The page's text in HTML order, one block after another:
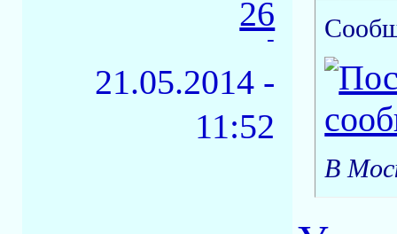
26
-
21.05.2014 -
11:52
В